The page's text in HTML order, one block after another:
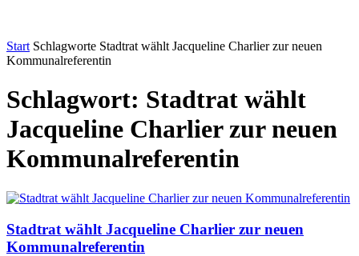
Start Schlagworte Stadtrat wählt Jacqueline Charlier zur neuen
Kommunalreferentin
Schlagwort: Stadtrat wählt
Jacqueline Charlier zur neuen
Kommunalreferentin
Stadtrat wählt Jacqueline Charlier zur neuen
Kommunalreferentin